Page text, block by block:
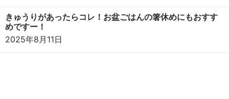
きゅうりがあったらコレ！お盆ごはんの箸休めにもおすす
めですー！
2025年8月11日